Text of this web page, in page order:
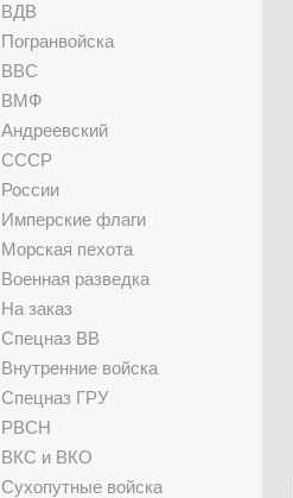
ВДВ
Погранвойска
ВВС
ВМФ
Андреевский
СССР
России
Имперские флаги
Морская пехота
Военная разведка
На заказ
Спецназ ВВ
Внутренние войска
Спецназ ГРУ
РВСН
ВКС и ВКО
Сухопутные войска